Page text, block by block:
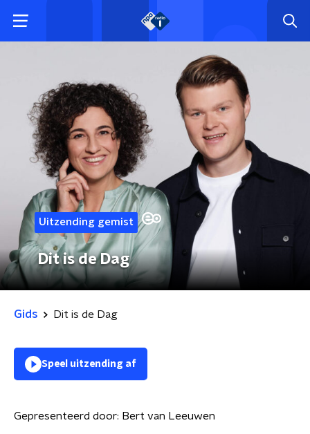
Uitzending gemist
Dit is de Dag
Gids Dit is de Dag
Speel uitzending af
Gepresenteerd door: Bert van Leeuwen